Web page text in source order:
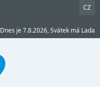
CZ
Dnes je 7.8.2026, Svátek má Lada